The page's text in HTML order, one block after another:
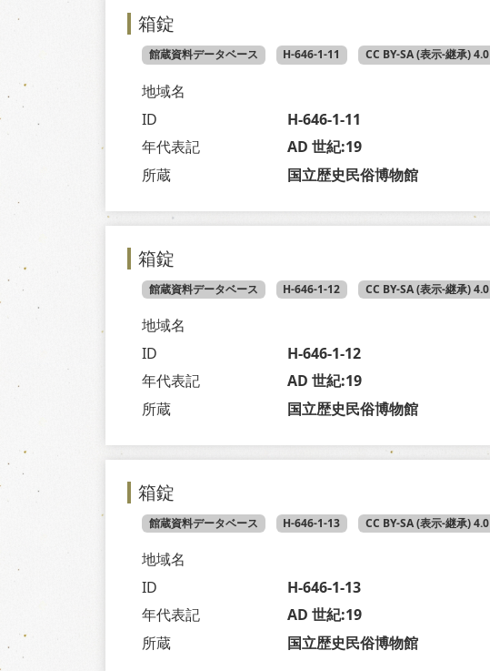
箱錠
館蔵資料データベース H-646-1-11 CC BY-SA (表示-継承) 4.0
地域名
ID
H-646-1-11
年代表記
AD 世紀:19
所蔵
国立歴史民俗博物館
箱錠
館蔵資料データベース H-646-1-12 CC BY-SA (表示-継承) 4.0
地域名
ID
H-646-1-12
年代表記
AD 世紀:19
所蔵
国立歴史民俗博物館
箱錠
館蔵資料データベース H-646-1-13 CC BY-SA (表示-継承) 4.0
地域名
ID
H-646-1-13
年代表記
AD 世紀:19
所蔵
国立歴史民俗博物館